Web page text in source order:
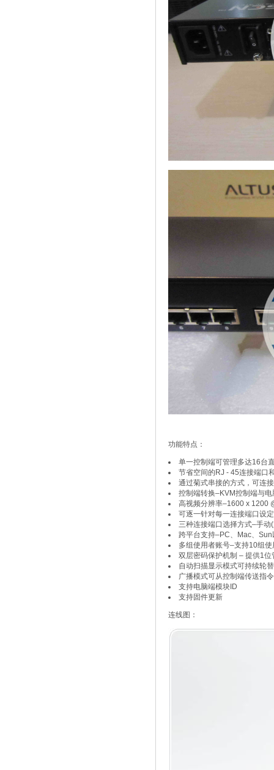
功能特点：
单一控制端可管理多达16台
节省空间的RJ - 45连接端口
通过菊式串接的方式，可连
控制端转换–KVM控制端与
高视频分辨率–1600 x 1200
可逐一针对每一连接端口设
三种连接端口选择方式–手
跨平台支持–PC、Mac、
多组使用者账号–支持10组
双层密码保护机制 – 提供1
自动扫描显示模式可持续轮
广播模式可从控制端传送指
支持电脑端模块ID
支持固件更新
连线图：